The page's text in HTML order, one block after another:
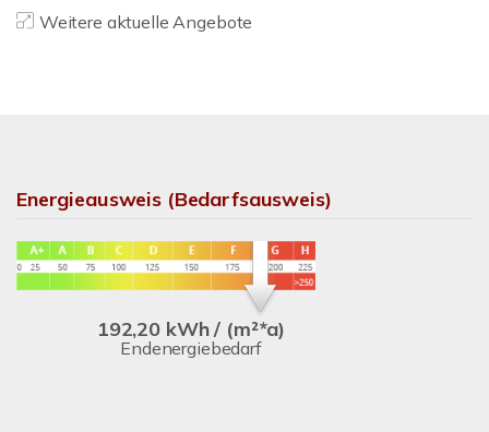
Weitere aktuelle Angebote
Energieausweis (Bedarfsausweis)
192,20 kWh / (m²*a)
Endenergiebedarf